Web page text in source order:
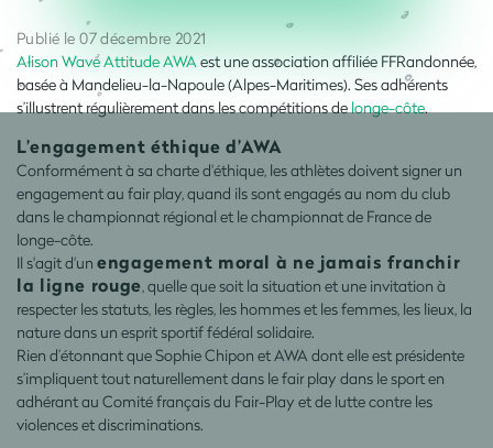
Publié le 07 décembre 2021
Alison Wave Attitude AWAest une association affiliée FFRandonnée,
basée à Mandelieu-la-Napoule (Alpes-Maritimes). Ses adhérents
s’illustrent régulièrement dans les compétitions delonge-côte.
L’engagement éthique d’AWA
Conformément à sa charte d'éthique, les athlètes doivent signer un
engagement au fair play, quand ils sont engagés au nom du club
dans le championnat régional et le championnat de France de
longe-côte.
Il s'agit d'un engagement moral à ne jamais franchir
la ligne rouge, quelle que soit la situation et une invitation à
respecter les statuts, les règles, les hommes et les femmes, les lieux, la
nature dans un esprit sportif fédéral solidaire.
Rien d’étonnant que Sophie Chipon et AWA dont elle est présidente
s’impliquent tout naturellement dans le fair play dans le sport en
adhérant au Comité français du Fair-Play et de lutte contre les
violences et discriminations.